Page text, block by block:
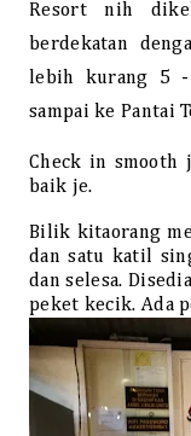
Resort nih
berdekatan
lebih kurang 5
sampai ke Pantai
Check in smooth
baik je.
Bilik kitaorang
dan satu katil
dan selesa.
peket kecik. Ada